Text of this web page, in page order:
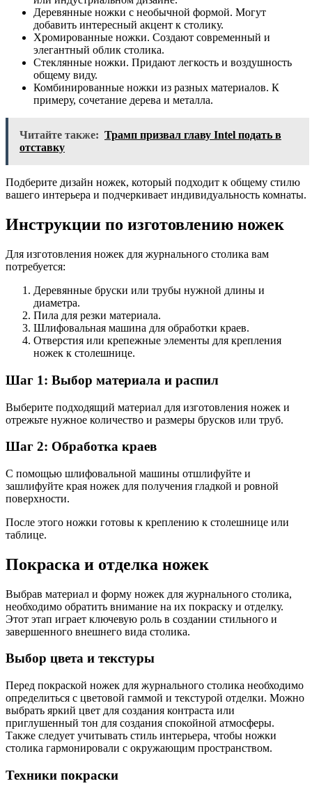
Деревянные ножки с необычной формой. Могут
добавить интересный акцент к столику.
Хромированные ножки. Создают современный и
элегантный облик столика.
Стеклянные ножки. Придают легкость и воздушность
общему виду.
Комбинированные ножки из разных материалов. К
примеру, сочетание дерева и металла.
Читайте также: Трамп призвал главу Intel подать в
отставку
Подберите дизайн ножек, который подходит к общему стилю
вашего интерьера и подчеркивает индивидуальность комнаты.
Инструкции по изготовлению ножек
Для изготовления ножек для журнального столика вам
потребуется:
Деревянные бруски или трубы нужной длины и
диаметра.
Пила для резки материала.
Шлифовальная машина для обработки краев.
Отверстия или крепежные элементы для крепления
ножек к столешнице.
Шаг 1: Выбор материала и распил
Выберите подходящий материал для изготовления ножек и
отрежьте нужное количество и размеры брусков или труб.
Шаг 2: Обработка краев
С помощью шлифовальной машины отшлифуйте и
зашлифуйте края ножек для получения гладкой и ровной
поверхности.
После этого ножки готовы к креплению к столешнице или
таблице.
Покраска и отделка ножек
Выбрав материал и форму ножек для журнального столика,
необходимо обратить внимание на их покраску и отделку.
Этот этап играет ключевую роль в создании стильного и
завершенного внешнего вида столика.
Выбор цвета и текстуры
Перед покраской ножек для журнального столика необходимо
определиться с цветовой гаммой и текстурой отделки. Можно
выбрать яркий цвет для создания контраста или
приглушенный тон для создания спокойной атмосферы.
Также следует учитывать стиль интерьера, чтобы ножки
столика гармонировали с окружающим пространством.
Техники покраски